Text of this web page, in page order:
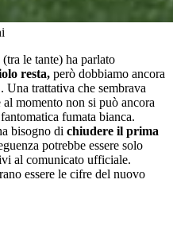
le tante) ha parlato
resta, però dobbiamo ancora
trattativa che sembrava
momento non si può ancora
fumata bianca.
bisogno di chiudere il prima
potrebbe essere solo
al comunicato ufficiale.
essere le cifre del nuovo